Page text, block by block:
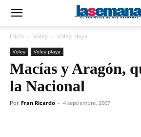
Inicio Voley Voley playa
Voley Voley playa
Macías y Aragón,
la Nacional
Por Fran Ricardo - 4 septiembre, 2007